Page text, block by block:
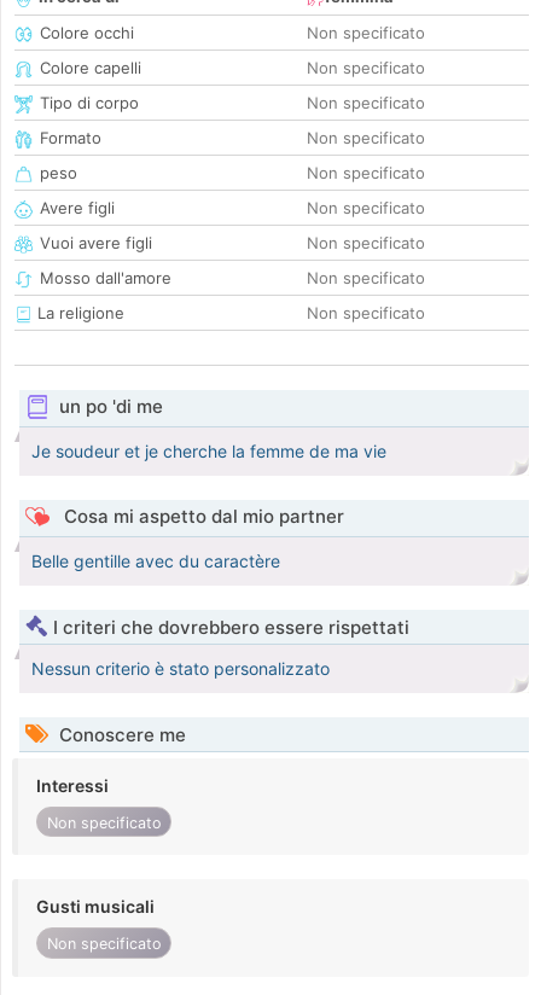
Colore occhi
Non specificato
Colore capelli
Non specificato
Tipo di corpo
Non specificato
Formato
Non specificato
peso
Non specificato
Avere figli
Non specificato
Vuoi avere figli
Non specificato
Mosso dall'amore
Non specificato
La religione
Non specificato
un po 'di me
Je soudeur et je cherche la femme de ma vie
Cosa mi aspetto dal mio partner
Belle gentille avec du caractère
I criteri che dovrebbero essere rispettati
Nessun criterio è stato personalizzato
Conoscere me
Interessi
Non specificato
Gusti musicali
Non specificato